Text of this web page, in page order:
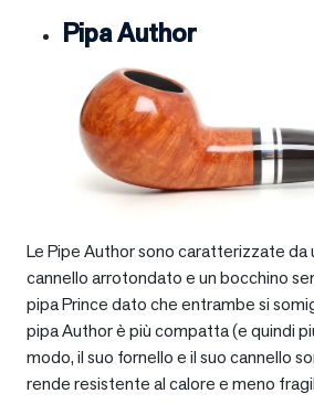
Pipa Author
Le Pipe Author sono caratterizzate da
cannello arrotondato e un bocchino
pipa Prince dato che entrambe si
pipa Author è più compatta (e quindi
modo, il suo fornello e il suo cannello
rende resistente al calore e meno